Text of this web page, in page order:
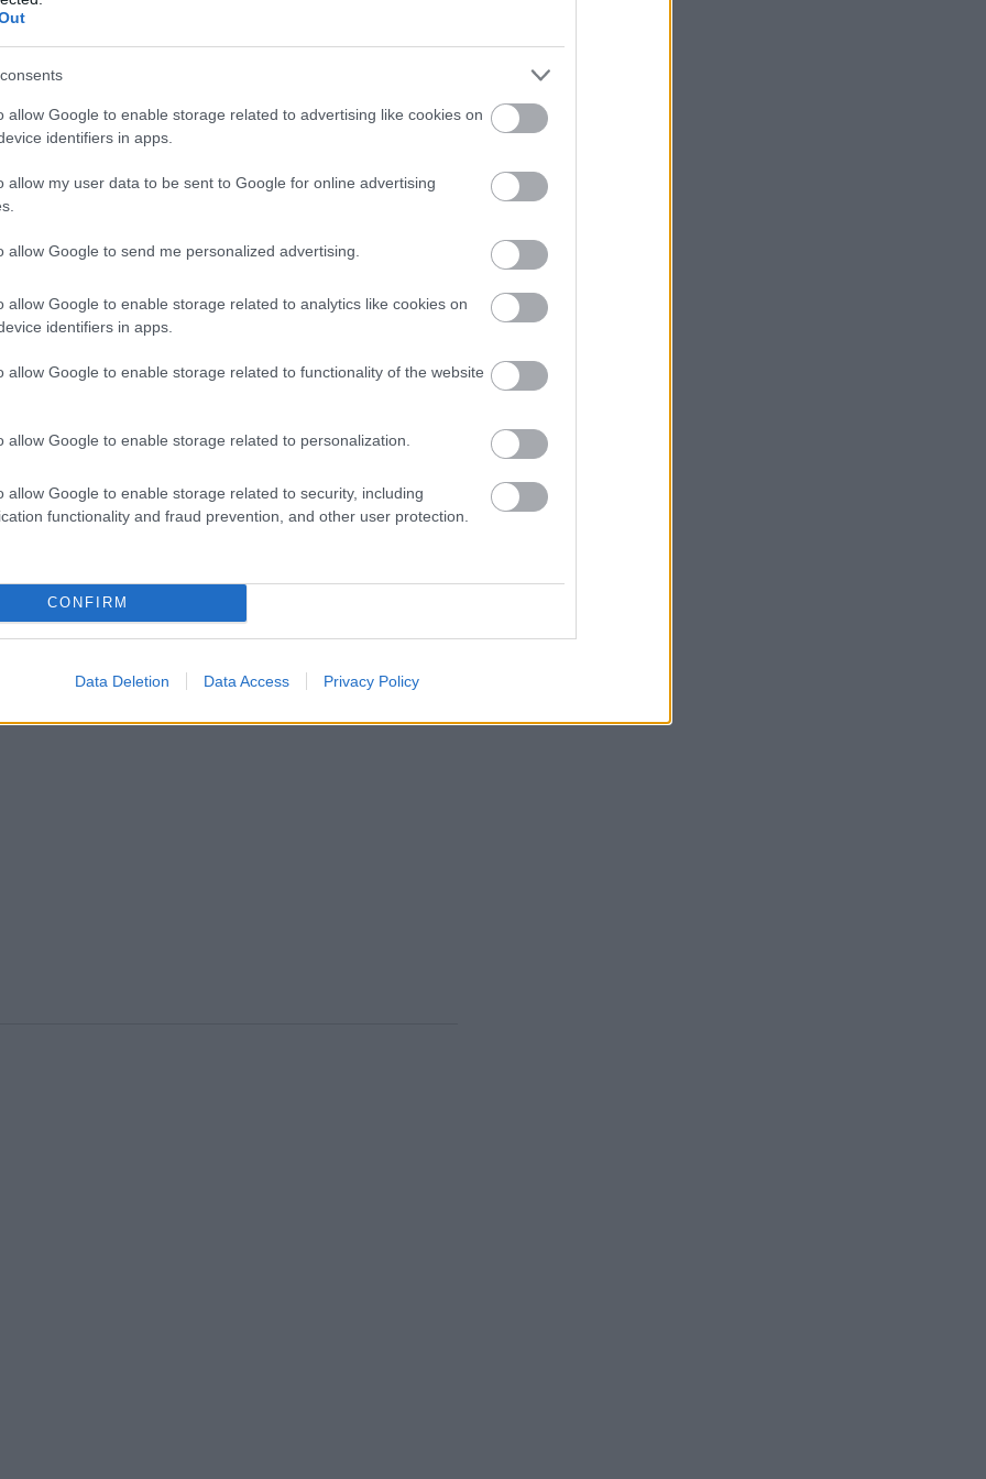
allow Google to enable storage related to advertising like cookies on
identifiers in apps.
allow my user data to be sent to Google for online advertising
allow Google to send me personalized advertising.
allow Google to enable storage related to analytics like cookies on
identifiers in apps.
allow Google to enable storage related to functionality of the website
allow Google to enable storage related to personalization.
allow Google to enable storage related to security, including
functionality and fraud prevention, and other user protection.
CONFIRM
Data Deletion Data Access Privacy Policy
μεταλλουργού πραγματογνώμονα
να μελετήσει τα ευρήματα του κλιμακίου της
από τις εγκαταστάσεις του ΟΣΕ, όπου
ανακριτή
συμπέρασμα έστω και με άλλη μεθοδολογία
συγγενών θυμάτων αλλά και την